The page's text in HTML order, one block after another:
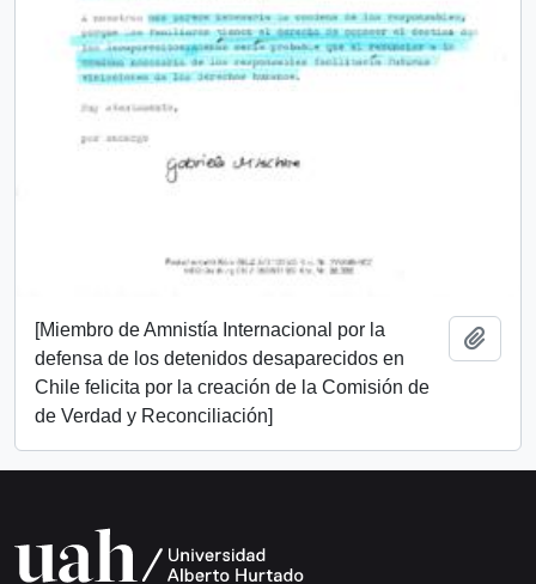
[Miembro de Amnistía Internacional por la
defensa de los detenidos desaparecidos en
Chile felicita por la creación de la Comisión de
de Verdad y Reconciliación]